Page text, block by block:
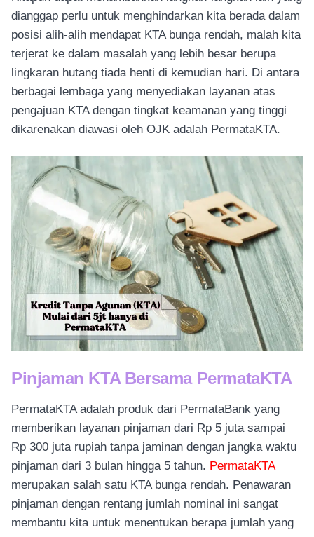
dianggap perlu untuk menghindarkan kita berada dalam
posisi alih-alih mendapat KTA bunga rendah, malah kita
terjerat ke dalam masalah yang lebih besar berupa
lingkaran hutang tiada henti di kemudian hari. Di antara
berbagai lembaga yang menyediakan layanan atas
pengajuan KTA dengan tingkat keamanan yang tinggi
dikarenakan diawasi oleh OJK adalah PermataKTA.
Pinjaman KTA Bersama PermataKTA
PermataKTA adalah produk dari PermataBank yang
memberikan layanan pinjaman dari Rp 5 juta sampai
Rp 300 juta rupiah tanpa jaminan dengan jangka waktu
pinjaman dari 3 bulan hingga 5 tahun. PermataKTA
merupakan salah satu KTA bunga rendah. Penawaran
pinjaman dengan rentang jumlah nominal ini sangat
membantu kita untuk menentukan berapa jumlah yang